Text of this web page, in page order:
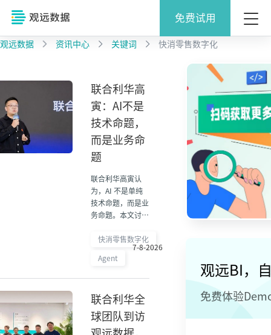
免费试用
观远数据 资讯中心 关键词 快消零售数字化
联合利华高
寅：AI不是
技术命题，
而是业务命
题
联合利华高寅认
为，AI 不是单纯
技术命题，而是业
务命题。本文讨论
真实业务问题、组
织协同和经营目标
落地。
快消零售数字化
Agent
7-8-2026
联合利华全
球团队到访
观远BI，
免费体验